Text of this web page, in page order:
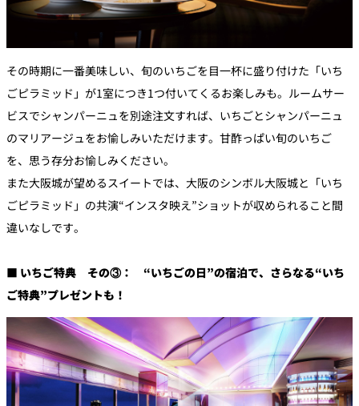
その時期に一番美味しい、旬のいちごを目一杯に盛り付けた「いち
ごピラミッド」が1室につき1つ付いてくるお楽しみも。ルームサー
ビスでシャンパーニュを別途注文すれば、いちごとシャンパーニュ
のマリアージュをお愉しみいただけます。甘酢っぱい旬のいちご
を、思う存分お愉しみください。
また大阪城が望めるスイートでは、大阪のシンボル大阪城と「いち
ごピラミッド」の共演“インスタ映え”ショットが収められること間
違いなしです。
■ いちご特典 その③： “いちごの日”の宿泊で、さらなる“いち
ご特典”プレゼントも！